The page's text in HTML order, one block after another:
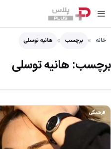
خانه برچسب هانیه توسلی
برچسب: هانیه توسلی
فرهنگی